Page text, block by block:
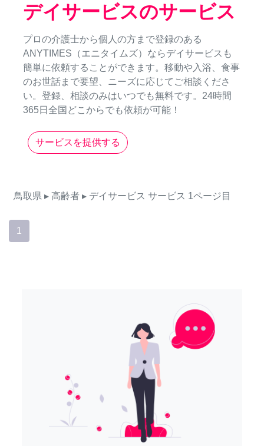
デイサービスのサービス
プロの介護士から個人の方まで登録のある
ANYTIMES（エニタイムズ）ならデイサービスも
簡単に依頼することができます。移動や入浴、食事
のお世話まで要望、ニーズに応じてご相談くださ
い。登録、相談のみはいつでも無料です。24時間
365日全国どこからでも依頼が可能！
サービスを提供する
鳥取県 ▸ 高齢者 ▸ デイサービス サービス 1ページ目
1